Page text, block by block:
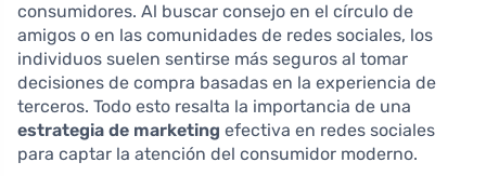
consumidores. Al buscar consejo en el círculo de
amigos o en las comunidades de redes sociales, los
individuos suelen sentirse más seguros al tomar
decisiones de compra basadas en la experiencia de
terceros. Todo esto resalta la importancia de una
estrategia de marketing efectiva en redes sociales
para captar la atención del consumidor moderno.